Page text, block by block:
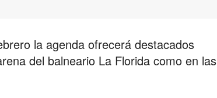
la agenda ofrecerá destacados
del balneario La Florida como en las